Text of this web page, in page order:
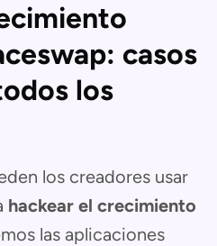
casos
los
los creadores usar
hackear el crecimiento
las aplicaciones